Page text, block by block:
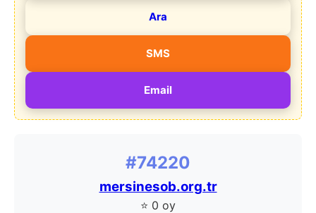
Ara
SMS
Email
#74220
mersinesob.org.tr
⭐ 0 oy